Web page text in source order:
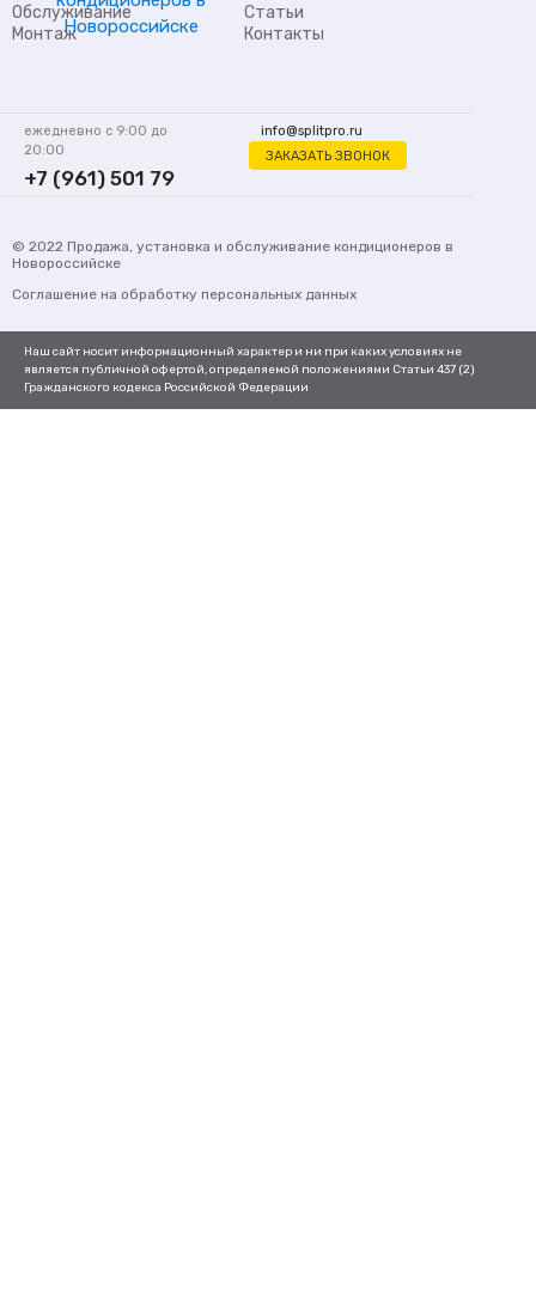
Обслуживание
Монтаж
Статьи
Контакты
info@splitpro.ru
ЗАКАЗАТЬ ЗВОНОК
ежедневно с 9:00 до
20:00
+7 (961) 501 79
© 2022 Продажа, установка и обслуживание кондиционеров в
Новороссийске
Соглашение на обработку персональных данных
Наш сайт носит информационный характер и ни при каких условиях не
является публичной офертой, определяемой положениями Статьи 437 (2)
Гражданского кодекса Российской Федерации